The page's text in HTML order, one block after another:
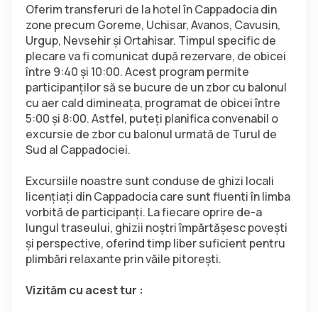
Oferim transferuri de la hotel în Cappadocia din
zone precum Goreme, Uchisar, Avanos, Cavusin,
Urgup, Nevsehir și Ortahisar. Timpul specific de
plecare va fi comunicat după rezervare, de obicei
între 9:40 și 10:00. Acest program permite
participanților să se bucure de un zbor cu balonul
cu aer cald dimineața, programat de obicei între
5:00 și 8:00. Astfel, puteți planifica convenabil o
excursie de zbor cu balonul urmată de Turul de
Sud al Cappadociei.
Excursiile noastre sunt conduse de ghizi locali
licențiați din Cappadocia care sunt fluenti în limba
vorbită de participanți. La fiecare oprire de-a
lungul traseului, ghizii noștri împărtășesc povești
și perspective, oferind timp liber suficient pentru
plimbări relaxante prin văile pitorești.
Vizităm cu acest tur :